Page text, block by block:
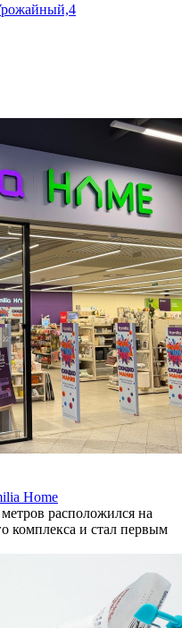
Home
расположился на
комплекса и стал первым